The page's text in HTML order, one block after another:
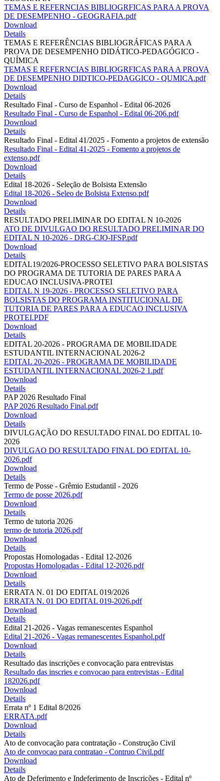
TEMAS E REFERNCIAS BIBLIOGRFICAS PARA A PROVA
DE DESEMPENHO - GEOGRAFIA.pdf
Download
Details
TEMAS E REFERÊNCIAS BIBLIOGRÁFICAS PARA A
PROVA DE DESEMPENHO DIDÁTICO-PEDAGÓGICO -
QUÍMICA
TEMAS E REFERNCIAS BIBLIOGRFICAS PARA A PROVA
DE DESEMPENHO DIDTICO-PEDAGGICO - QUMICA.pdf
Download
Details
Resultado Final - Curso de Espanhol - Edital 06-2026
Resultado Final - Curso de Espanhol - Edital 06-206.pdf
Download
Details
Resultado Final - Edital 41/2025 - Fomento a projetos de extensão
Resultado Final - Edital 41-2025 - Fomento a projetos de
extenso.pdf
Download
Details
Edital 18-2026 - Seleção de Bolsista Extensão
Edital 18-2026 - Seleo de Bolsista Extenso.pdf
Download
Details
RESULTADO PRELIMINAR DO EDITAL N 10-2026
ATO DE DIVULGAO DO RESULTADO PRELIMINAR DO
EDITAL N 10-2026 - DRG-CJO-IFSP.pdf
Download
Details
EDITAL19/2026-PROCESSO SELETIVO PARA BOLSISTAS
DO PROGRAMA DE TUTORIA DE PARES PARA A
EDUCAO INCLUSIVA-PROTEI
EDITAL N 19-2026 - PROCESSO SELETIVO PARA
BOLSISTAS DO PROGRAMA INSTITUCIONAL DE
TUTORIA DE PARES PARA A EDUCAO INCLUSIVA
PROTEI.PDF
Download
Details
EDITAL 20-2026 - PROGRAMA DE MOBILIDADE
ESTUDANTIL INTERNACIONAL 2026-2
EDITAL 20-2026 - PROGRAMA DE MOBILIDADE
ESTUDANTIL INTERNACIONAL 2026-2 1.pdf
Download
Details
PAP 2026 Resultado Final
PAP 2026 Resultado Final.pdf
Download
Details
DIVULGAÇÃO DO RESULTADO FINAL DO EDITAL 10-
2026
DIVULGAO DO RESULTADO FINAL DO EDITAL 10-
2026.pdf
Download
Details
Termo de Posse - Grêmio Estudantil - 2026
Termo de posse 2026.pdf
Download
Details
Termo de tutoria 2026
termo de tutoria 2026.pdf
Download
Details
Propostas Homologadas - Edital 12-2026
Propostas Homologadas - Edital 12-2026.pdf
Download
Details
ERRATA N. 01 DO EDITAL 019/2026
ERRATA N. 01 DO EDITAL 019-2026.pdf
Download
Details
Edital 21-2026 - Vagas remanescentes Espanhol
Edital 21-2026 - Vagas remanescentes Espanhol.pdf
Download
Details
Resultado das inscrições e convocação para entrevistas
Resultado das inscries e convocao para entrevistas - Edital
182026.pdf
Download
Details
Errata nº 1 Edital 8/2026
ERRATA.pdf
Download
Details
Ato de convocação para contratação - Construção Civil
Ato de convocao para contratao - Contruo Civil.pdf
Download
Details
Ato de Deferimento e Indeferimento de Inscrições - Edital nº